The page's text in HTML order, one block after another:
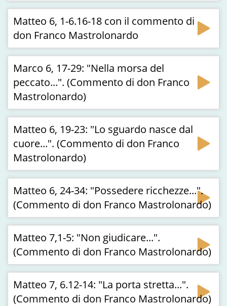
Matteo 6, 1-6.16-18 con il commento di
don Franco Mastrolonardo
Marco 6, 17-29: "Nella morsa del
peccato...". (Commento di don Franco
Mastrolonardo)
Matteo 6, 19-23: "Lo sguardo nasce dal
cuore...". (Commento di don Franco
Mastrolonardo)
Matteo 6, 24-34: "Possedere ricchezze...".
(Commento di don Franco Mastrolonardo)
Matteo 7,1-5: "Non giudicare...".
(Commento di don Franco Mastrolonardo)
Matteo 7, 6.12-14: "La porta stretta...".
(Commento di don Franco Mastrolonardo)